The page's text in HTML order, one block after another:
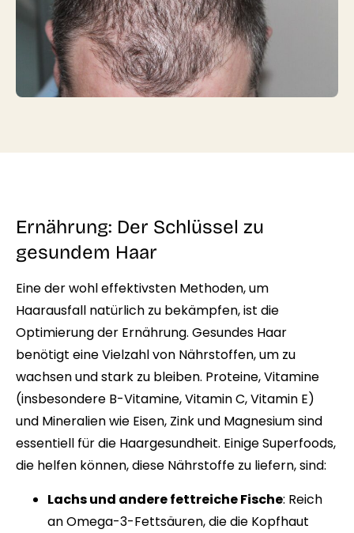
Ernährung: Der Schlüssel zu
gesundem Haar
Eine der wohl effektivsten Methoden, um
Haarausfall natürlich zu bekämpfen, ist die
Optimierung der Ernährung. Gesundes Haar
benötigt eine Vielzahl von Nährstoffen, um zu
wachsen und stark zu bleiben. Proteine, Vitamine
(insbesondere B-Vitamine, Vitamin C, Vitamin E)
und Mineralien wie Eisen, Zink und Magnesium sind
essentiell für die Haargesundheit. Einige Superfoods,
die helfen können, diese Nährstoffe zu liefern, sind:
Lachs und andere fettreiche Fische: Reich
an Omega-3-Fettsäuren, die die Kopfhaut